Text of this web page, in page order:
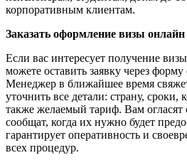
корпоративным клиентам.
Заказать оформление визы онлайн
Если вас интересует получение
можете оставить заявку через
Менеджер в ближайшее время
уточнить все детали: страну, сроки,
также желаемый тариф. Вам огласят
сообщат, когда их нужно будет
гарантирует оперативность и
всех процедур.